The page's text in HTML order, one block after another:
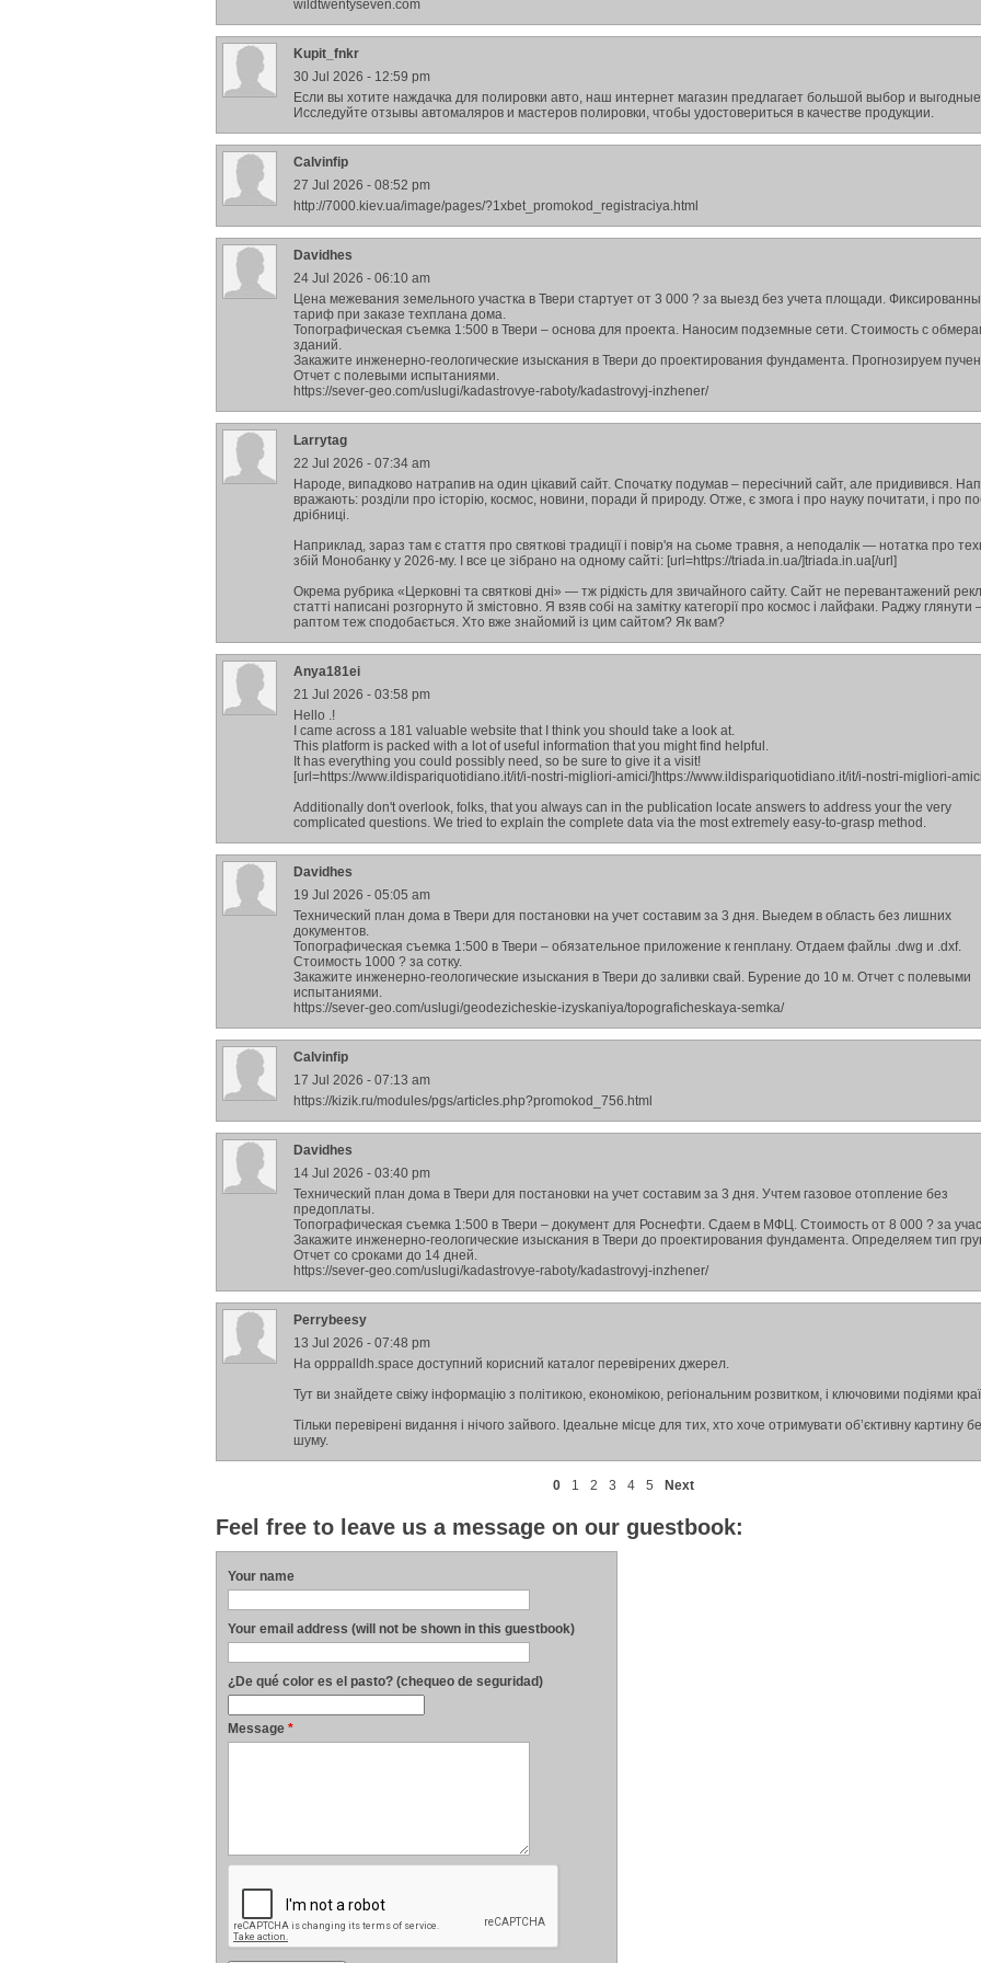
wildtwentyseven.com
Kupit_fnkr
30 Jul 2026 - 12:59 pm
Если вы хотите наждачка для полировки авто, наш интернет магазин предлагает большой выбор и
Исследуйте отзывы автомаляров и мастеров полировки, чтобы удостовериться в качестве продукции.
Calvinfip
27 Jul 2026 - 08:52 pm
http://7000.kiev.ua/image/pages/?1xbet_promokod_registraciya.html
Davidhes
24 Jul 2026 - 06:10 am
Цена межевания земельного участка в Твери стартует от 3 000 ? за выезд без учета площади.
тариф при заказе техплана дома.
Топографическая съемка 1:500 в Твери – основа для проекта. Наносим подземные сети. Стоимость с
зданий.
Закажите инженерно-геологические изыскания в Твери до проектирования фундамента. Прогнозируем
Отчет с полевыми испытаниями.
https://sever-geo.com/uslugi/kadastrovye-raboty/kadastrovyj-inzhener/
Larrytag
22 Jul 2026 - 07:34 am
Народе, випадково натрапив на один цікавий сайт. Спочатку подумав – пересічний сайт, але придивився.
вражають: розділи про історію, космос, новини, поради й природу. Отже, є змога і про науку почитати, і про
дрібниці.
Наприклад, зараз там є стаття про святкові традиції і повір'я на сьоме травня, а неподалік — нотатка про
збій Монобанку у 2026-му. І все це зібрано на одному сайті: [url=https://triada.in.ua/]triada.in.ua[/url]
Окрема рубрика «Церковні та святкові дні» — тж рідкість для звичайного сайту. Сайт не перевантажений
статті написані розгорнуто й змістовно. Я взяв собі на замітку категорії про космос і лайфаки. Раджу глянути
раптом теж сподобається. Хто вже знайомий із цим сайтом? Як вам?
Anya181ei
21 Jul 2026 - 03:58 pm
Hello .!
I came across a 181 valuable website that I think you should take a look at.
This platform is packed with a lot of useful information that you might find helpful.
It has everything you could possibly need, so be sure to give it a visit!
[url=https://www.ildispariquotidiano.it/it/i-nostri-migliori-amici/]https://www.ildispariquotidiano.it/it/i-nostri-migliori-
Additionally don't overlook, folks, that you always can in the publication locate answers to address your the very
complicated questions. We tried to explain the complete data via the most extremely easy-to-grasp method.
Davidhes
19 Jul 2026 - 05:05 am
Технический план дома в Твери для постановки на учет составим за 3 дня. Выедем в область без лишних
документов.
Топографическая съемка 1:500 в Твери – обязательное приложение к генплану. Отдаем файлы .dwg и .dxf.
Стоимость 1000 ? за сотку.
Закажите инженерно-геологические изыскания в Твери до заливки свай. Бурение до 10 м. Отчет с полевыми
испытаниями.
https://sever-geo.com/uslugi/geodezicheskie-izyskaniya/topograficheskaya-semka/
Calvinfip
17 Jul 2026 - 07:13 am
https://kizik.ru/modules/pgs/articles.php?promokod_756.html
Davidhes
14 Jul 2026 - 03:40 pm
Технический план дома в Твери для постановки на учет составим за 3 дня. Учтем газовое отопление без
предоплаты.
Топографическая съемка 1:500 в Твери – документ для Роснефти. Сдаем в МФЦ. Стоимость от 8 000 ? за
Закажите инженерно-геологические изыскания в Твери до проектирования фундамента. Определяем тип
Отчет со сроками до 14 дней.
https://sever-geo.com/uslugi/kadastrovye-raboty/kadastrovyj-inzhener/
Perrybeesy
13 Jul 2026 - 07:48 pm
На opppalldh.space доступний корисний каталог перевірених джерел.
Тут ви знайдете свіжу інформацію з політикою, економікою, регіональним розвитком, і ключовими подіями
Тільки перевірені видання і нічого зайвого. Ідеальне місце для тих, хто хоче отримувати об’єктивну картину
шуму.
0 1 2 3 4 5 Next
Feel free to leave us a message on our guestbook:
Your name
Your email address (will not be shown in this guestbook)
¿De qué color es el pasto? (chequeo de seguridad)
Message *